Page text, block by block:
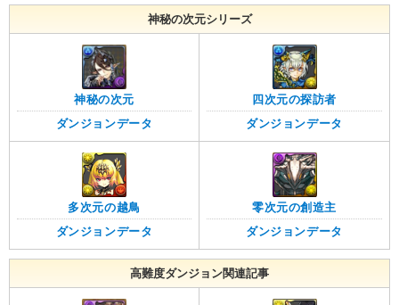
神秘の次元シリーズ
神秘の次元
ダンジョンデータ
四次元の探訪者
ダンジョンデータ
多次元の越鳥
ダンジョンデータ
零次元の創造主
ダンジョンデータ
高難度ダンジョン関連記事